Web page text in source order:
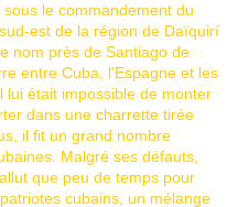
le commandement du
est de la région de Daïquirí
nom près de Santiago de
entre Cuba, l'Espagne et les
lui était impossible de monter
dans une charrette tirée
il fit un grand nombre
Malgré ses défauts,
que peu de temps pour
cubains, un mélange